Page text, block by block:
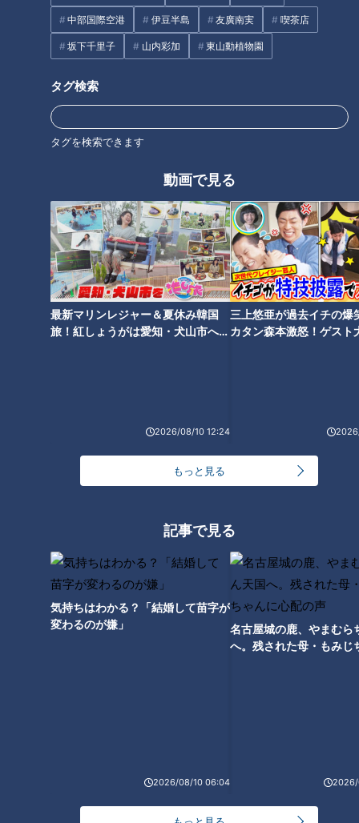
中部国際空港 伊豆半島 友廣南実 喫茶店
坂下千里子 山内彩加 東山動植物園
タグ検索
タグを検索できます
動画で見る
最新マリンレジャー＆夏休み韓国
旅！紅しょうがは愛知・犬山市へ
2026/08/10 12:24
三上悠亜が過去イチの爆
カタン森本激怒！ゲスト
もっと見る
記事で見る
気持ちはわかる？「結婚して苗字が
変わるのが嫌」
2026/08/10 06:04
名古屋城の鹿、やまむら
へ。残された母・もみじ
2026/
身近な生活情報から芸能、どこよりも詳しい天気情報などなど、東
海3県にとことん寄り添う新しい報道・情報番組。毎週月～金曜 午
後3:49～5:50放送（金曜は午後4:50～5:50放送）。
番組サイト
最新話の見逃し配信はこちら
オススメ関連コンテンツ
シャッター音が鳴り響く！棚田
に広がる約1000個のろうそくの
灯りにうっとり…岐阜県・恵那
市の「田の神様灯祭り」
鬼のような眼差しにゾッ…！鬼
教官の厳しい稽古に奮闘 愛知
県・岡崎市の「神明宮例大祭」
で舞踊を披露する3歳の女の子